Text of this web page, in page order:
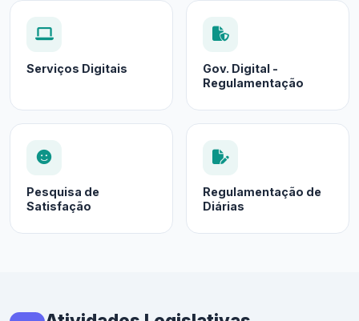
Serviços Digitais
Gov. Digital -
Regulamentação
Pesquisa de
Satisfação
Regulamentação de
Diárias